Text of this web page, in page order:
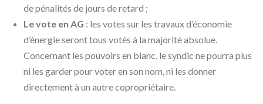
de pénalités de jours de retard ;
Le vote en AG : les votes sur les travaux d’économie
d’énergie seront tous votés à la majorité absolue.
Concernant les pouvoirs en blanc, le syndic ne pourra plus
ni les garder pour voter en son nom, ni les donner
directement à un autre copropriétaire.